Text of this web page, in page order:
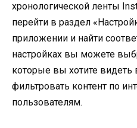
хронологической ленты
перейти в раздел
приложении и найти
настройках вы можете
которые вы хотите видеть
фильтровать контент по
пользователям.